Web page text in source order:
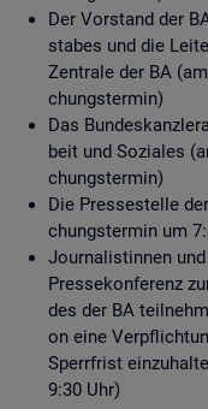
Der Vor­stand der
sta­bes und die
Zen­tra­le der BA
chungs­ter­min)
Das
beit und So­zia­les
chungs­ter­min)
Die Pres­se­stel­le
chungs­ter­min um
Jour­na­lis­tin­nen
Pres­se­kon­fe­renz
des der BA
on eine
Sperr­frist
9:30 Uhr)